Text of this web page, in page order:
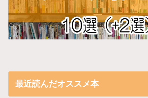
最近読んだオススメ本